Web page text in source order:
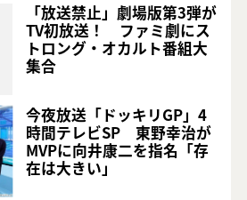
「放送禁止」劇場版第3弾が
TV初放送！ ファミ劇にス
トロング・オカルト番組大
集合
今夜放送「ドッキリGP」4
時間テレビSP 東野幸治が
MVPに向井康二を指名「存
在は大きい」